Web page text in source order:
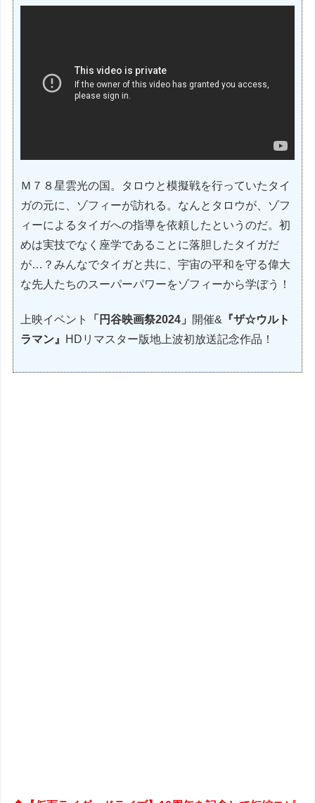
Ｍ７８星雲光の国。タロウと模擬戦を行っていたタイ
ガの元に、ゾフィーが訪れる。なんとタロウが、ゾフ
ィーによるタイガへの指導を依頼したというのだ。初
めは実技でなく座学であることに落胆したタイガだ
が…？みんなでタイガと共に、宇宙の平和を守る偉大
な先人たちのスーパーパワーをゾフィーから学ぼう！
上映イベント 「円谷映画祭2024」 開催& 『ザ☆ウルト
ラマン』
HDリマスター版地上波初放送記念作品！